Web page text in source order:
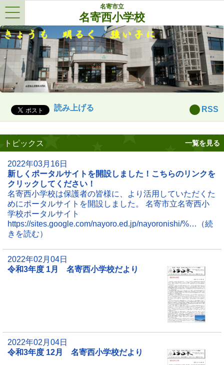
名寄市立
名寄西小学校
Menu
RSS
読み上げる
トピックス 一覧を見る
2022年03月16日
新しくポータルサイトを開設しました！こちらのリンクを
クリックしてください！
名寄西小学校は保護者の皆様に、より活用していただくた
めにポータルサイトを開設しました。 名寄市立名寄西小
学校ポータルサイト
https://sites.google.com/nayoro.ed.jp/nayoronishi/%…（続
きを読む）
2022年02月04日
令和3年度 1月 名寄西小学校だより
2022年02月04日
令和3年度 12月 名寄西小学校だより